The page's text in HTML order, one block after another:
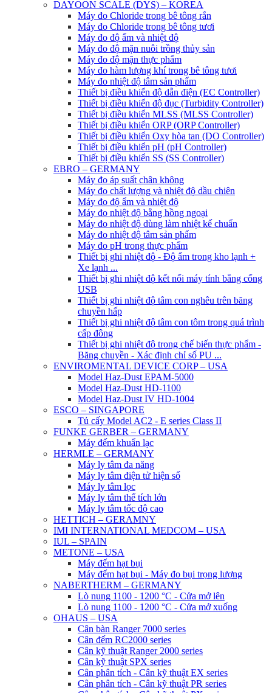
DAYOON SCALE (DYS) – KOREA
Máy đo Chloride trong bê tông rắn
Máy đo Chloride trong bê tông tươi
Máy đo độ ẩm và nhiệt độ
Máy đo độ mặn nuôi trồng thủy sản
Máy đo độ mặn thực phẩm
Máy đo hàm lượng khí trong bê tông tươi
Máy đo nhiệt độ tâm sản phẩm
Thiết bị điều khiển độ dẫn điện (EC Controller)
Thiết bị điều khiển độ đục (Turbidity Controller)
Thiết bị điều khiển MLSS (MLSS Controller)
Thiết bị điều khiển ORP (ORP Controller)
Thiết bị điều khiển Oxy hòa tan (DO Controller)
Thiết bị điều khiển pH (pH Controller)
Thiết bị điều khiển SS (SS Controller)
EBRO – GERMANY
Máy đo áp suất chân không
Máy đo chất lượng và nhiệt độ dầu chiên
Máy đo độ ẩm và nhiệt độ
Máy đo nhiệt độ bằng hồng ngoại
Máy đo nhiệt độ dùng làm nhiệt kế chuẩn
Máy đo nhiệt độ tâm sản phẩm
Máy đo pH trong thực phẩm
Thiết bị ghi nhiệt độ - Độ ẩm trong kho lạnh +
Xe lạnh ...
Thiết bị ghi nhiệt độ kết nối máy tính bằng cổng
USB
Thiết bị ghi nhiệt độ tâm con nghêu trên băng
chuyền hấp
Thiết bị ghi nhiệt độ tâm con tôm trong quá trình
cấp đông
Thiết bị ghi nhiệt độ trong chế biến thực phẩm -
Băng chuyền - Xác định chỉ số PU ...
ENVIROMENTAL DEVICE CORP – USA
Model Haz-Dust EPAM-5000
Model Haz-Dust HD-1100
Model Haz-Dust IV HD-1004
ESCO – SINGAPORE
Tủ cấy Model AC2 - E series Class II
FUNKE GERBER – GERMANY
Máy đếm khuẩn lạc
HERMLE – GERMANY
Máy ly tâm đa năng
Máy ly tâm điện tử hiện số
Máy ly tâm lọc
Máy ly tâm thể tích lớn
Máy ly tâm tốc độ cao
HETTICH – GERAMNY
IMI INTERNATIONAL MEDCOM – USA
IUL – SPAIN
METONE – USA
Máy đếm hạt bụi
Máy đếm hạt bụi - Máy đo bụi trọng lượng
NABERTHERM – GERMANY
Lò nung 1100 - 1200 °C - Cửa mở lên
Lò nung 1100 - 1200 °C - Cửa mở xuống
OHAUS – USA
Cân bàn Ranger 7000 series
Cân đếm RC2000 series
Cân kỹ thuật Ranger 2000 series
Cân kỹ thuật SPX series
Cân phân tích - Cân kỹ thuật EX series
Cân phân tích - Cân kỹ thuật PR series